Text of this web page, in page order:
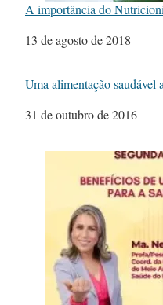
A importância do
Data
13 de agosto de 2018
Uma alimentação saudável
Data
31 de outubro de 2016